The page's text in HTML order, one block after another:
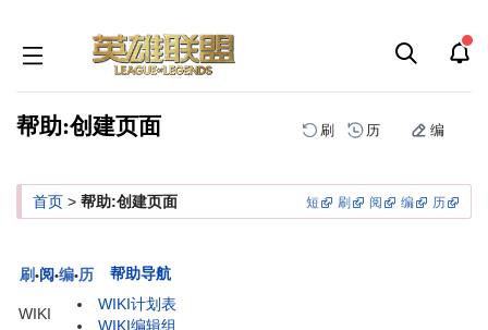
帮助:创建页面 刷 历 编
到
到
首页 > 帮助:创建页面 短 刷 阅 编 历
刷•阅•编•历 帮助导航
WIKI
WIKI计划表
WIKI编辑组